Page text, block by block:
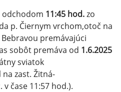
odchodom 11:45 hod.zo
p. Čiernym vrchom,otoč na
premávajúci
sobôt premáva od 1.6.2025
sviatok
zast. Žitná-
v čase 11:57 hod.).